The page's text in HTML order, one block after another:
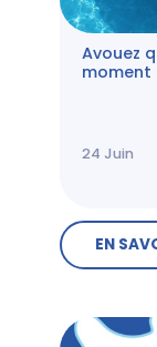
Avouez
moment
24 Juin
EN